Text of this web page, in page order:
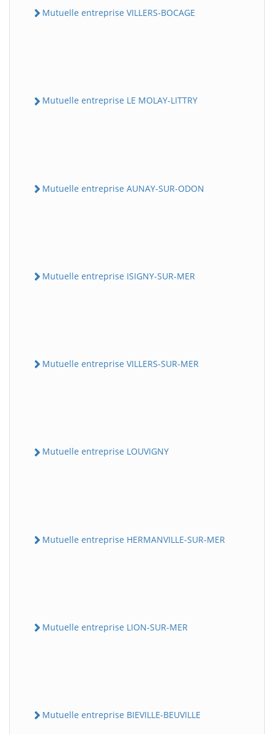
Mutuelle entreprise VILLERS-BOCAGE
Mutuelle entreprise LE MOLAY-LITTRY
Mutuelle entreprise AUNAY-SUR-ODON
Mutuelle entreprise ISIGNY-SUR-MER
Mutuelle entreprise VILLERS-SUR-MER
Mutuelle entreprise LOUVIGNY
Mutuelle entreprise HERMANVILLE-SUR-MER
Mutuelle entreprise LION-SUR-MER
Mutuelle entreprise BIEVILLE-BEUVILLE